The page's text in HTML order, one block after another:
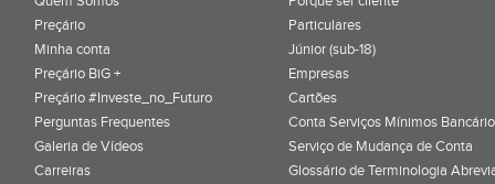
Preçário
Minha conta
Preçário BiG +
Preçário #Investe_no_Futuro
Perguntas Frequentes
Galeria de Vídeos
Carreiras
Particulares
Júnior (sub-18)
Empresas
Cartões
Conta Serviços Mínimos
Serviço de Mudança de Conta
Glossário de Terminologia